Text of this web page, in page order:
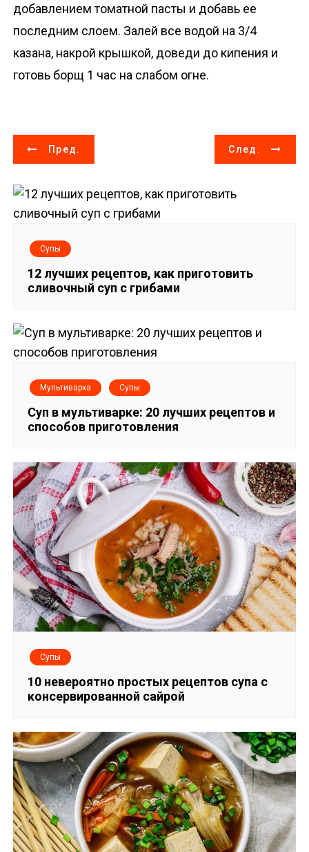
добавлением томатной пасты и добавь ее
последним слоем. Залей все водой на 3/4
казана, накрой крышкой, доведи до кипения и
готовь борщ 1 час на слабом огне.
Н
а
в
ц
и
з
а
п
и
с
я
м
Пред. След.
Супы
12 лучших рецептов, как приготовить
сливочный суп с грибами
Мультиварка Супы
Суп в мультиварке: 20 лучших рецептов и
способов приготовления
Супы
10 невероятно простых рецептов супа с
консервированной сайрой